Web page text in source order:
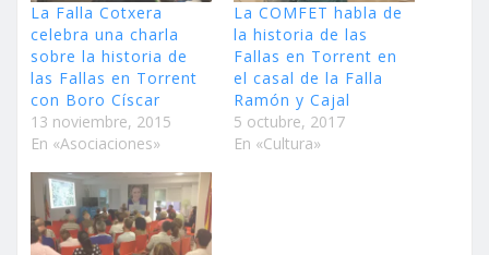
La Falla Cotxera
celebra una charla
sobre la historia de
las Fallas en Torrent
con Boro Císcar
13 noviembre, 2015
En «Asociaciones»
La COMFET habla de
la historia de las
Fallas en Torrent en
el casal de la Falla
Ramón y Cajal
5 octubre, 2017
En «Cultura»